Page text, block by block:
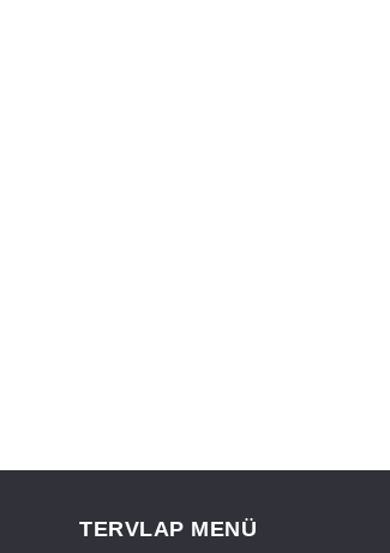
TERVLAP MENÜ